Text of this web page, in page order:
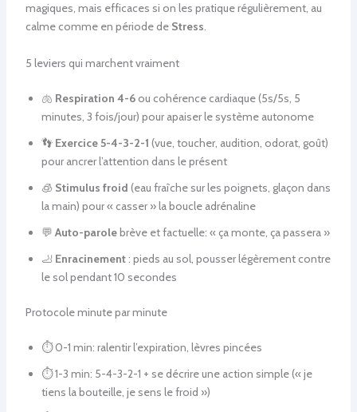
magiques, mais efficaces si on les pratique régulièrement, au
calme comme en période de Stress.
5 leviers qui marchent vraiment
🫁 Respiration 4-6ou cohérence cardiaque (5s/5s, 5
minutes, 3 fois/jour) pour apaiser le système autonome
👣 Exercice 5-4-3-2-1 (vue, toucher, audition, odorat, goût)
pour ancrer l’attention dans le présent
🧊 Stimulus froid (eau fraîche sur les poignets, glaçon dans
la main) pour « casser » la boucle adrénaline
💬 Auto-parolebrève et factuelle: « ça monte, ça passera »
🦶 Enracinement: pieds au sol, pousser légèrement contre
le sol pendant 10 secondes
Protocole minute par minute
⏱️ 0-1 min: ralentir l’expiration, lèvres pincées
⏱️ 1-3 min: 5-4-3-2-1 + se décrire une action simple (« je
tiens la bouteille, je sens le froid »)